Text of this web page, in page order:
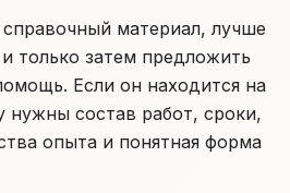
справочный материал, лучше
только затем предложить
Если он находится на
нужны состав работ, сроки,
опыта и понятная форма